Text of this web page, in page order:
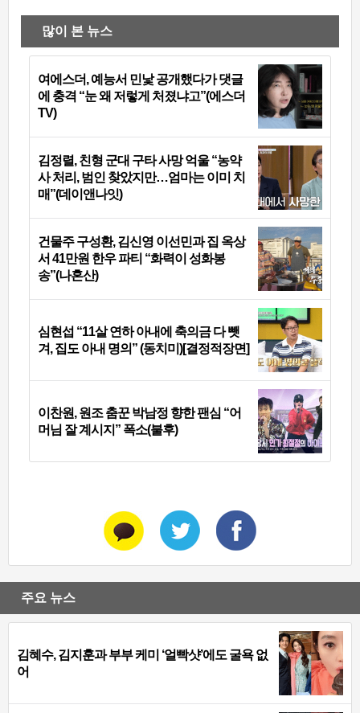
많이 본 뉴스
여에스더, 예능서 민낯 공개했다가 댓글
에 충격 “눈 왜 저렇게 처졌냐고”(에스더
TV)
김정렬, 친형 군대 구타 사망 억울 “농약
사 처리, 범인 찾았지만…엄마는 이미 치
매”(데이앤나잇)
건물주 구성환, 김신영 이선민과 집 옥상
서 41만원 한우 파티 “화력이 성화봉
송”(나혼산)
심현섭 “11살 연하 아내에 축의금 다 뺏
겨, 집도 아내 명의” (동치미)[결정적장면]
이찬원, 원조 춤꾼 박남정 향한 팬심 “어
머님 잘 계시지” 폭소(불후)
주요 뉴스
김혜수, 김지훈과 부부 케미 ‘얼빡샷’에도 굴욕 없
어